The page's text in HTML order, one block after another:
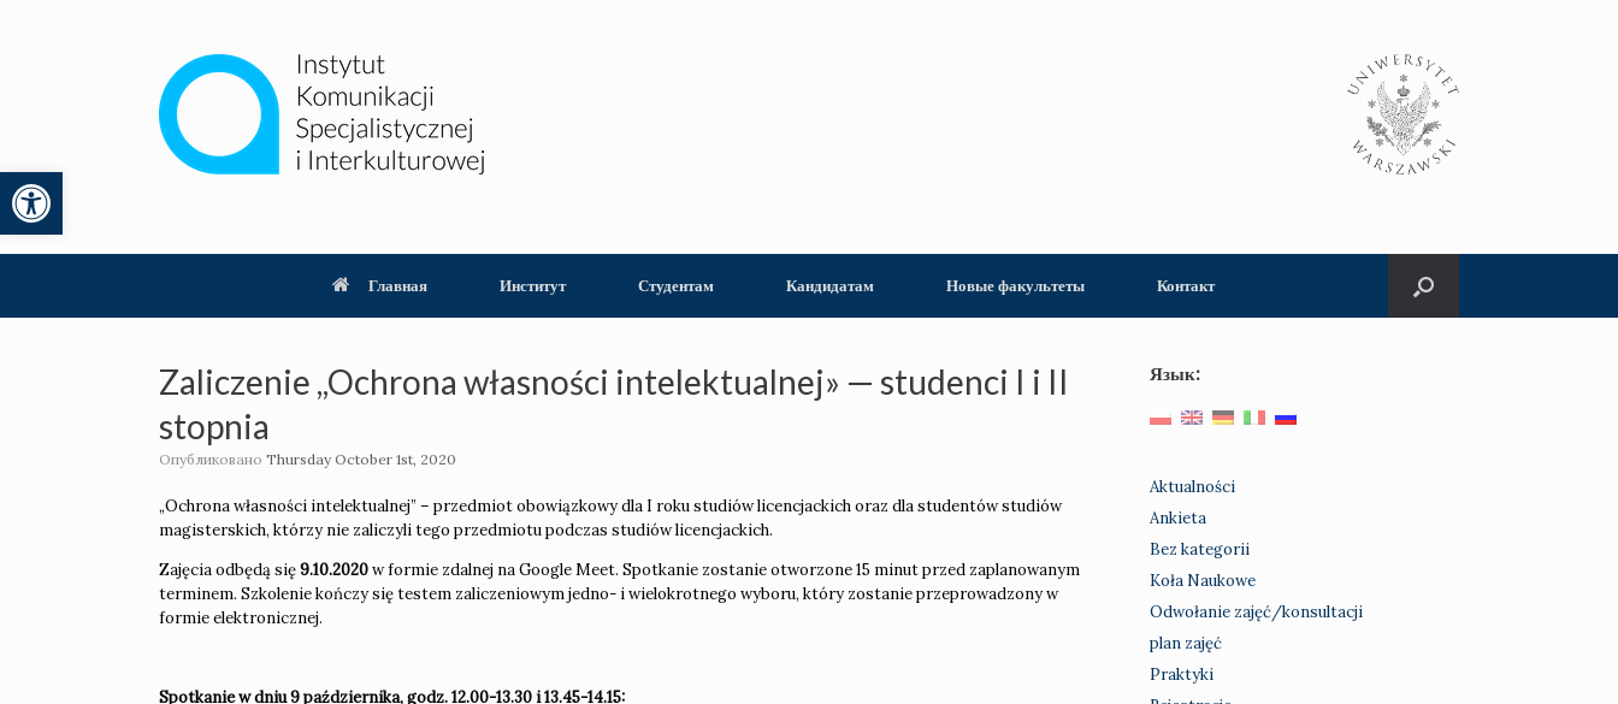
Открыть панель инструментов
Главная Институт Студентам Кандидатам Новые факультеты Контакт
Zaliczenie ,,Ochrona własności intelektualnej» — studenci I i II
stopnia
Опубликовано Thursday October 1st, 2020
„Ochrona własności intelektualnej” – przedmiot obowiązkowy dla I roku studiów licencjackich oraz dla studentów studiów
magisterskich, którzy nie zaliczyli tego przedmiotu podczas studiów licencjackich.
Zajęcia odbędą się9.10.2020w formie zdalnej na Google Meet. Spotkanie zostanie otworzone 15 minut przed zaplanowanym
terminem. Szkolenie kończy się testem zaliczeniowym jedno- i wielokrotnego wyboru, który zostanie przeprowadzony w
formie elektronicznej.
Spotkanie w dniu 9 października, godz. 12.00-13.30 i 13.45-14.15:
Язык:
Aktualności
Ankieta
Bez kategorii
Koła Naukowe
Odwołanie zajęć/konsultacji
plan zajęć
Praktyki